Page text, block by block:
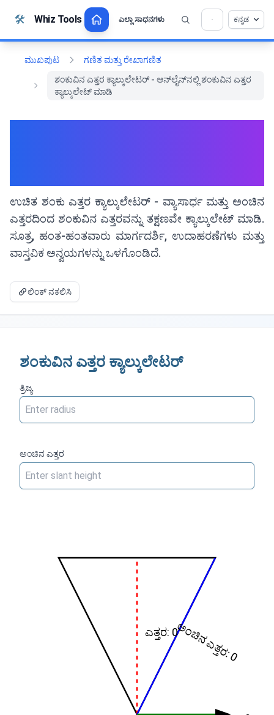
🛠️ Whiz Tools ಎಲ್ಲಾ ಸಾಧನಗಳು ಕನ್ನಡ
ಮುಖಪುಟ
ಗಣಿತ ಮತ್ತು ರೇಖಾಗಣಿತ
ಶಂಕುವಿನ ಎತ್ತರ ಕ್ಯಾಲ್ಕುಲೇಟರ್ - ಆನ್‌ಲೈನ್‌ನಲ್ಲಿ ಶಂಕುವಿನ ಎತ್ತರ
ಕ್ಯಾಲ್ಕುಲೇಟ್ ಮಾಡಿ
ಉಚಿತ ಶಂಕು ಎತ್ತರ ಕ್ಯಾಲ್ಕುಲೇಟರ್ - ವ್ಯಾಸಾರ್ಧ ಮತ್ತು ಅಂಚಿನ
ಎತ್ತರದಿಂದ ಶಂಕುವಿನ ಎತ್ತರವನ್ನು ತಕ್ಷಣವೇ ಕ್ಯಾಲ್ಕುಲೇಟ್ ಮಾಡಿ.
ಸೂತ್ರ, ಹಂತ-ಹಂತವಾರು ಮಾರ್ಗದರ್ಶಿ, ಉದಾಹರಣೆಗಳು ಮತ್ತು
ವಾಸ್ತವಿಕ ಅನ್ವಯಗಳನ್ನು ಒಳಗೊಂಡಿದೆ.
ಲಿಂಕ್ ನಕಲಿಸಿ
ಶಂಕುವಿನ ಎತ್ತರ ಕ್ಯಾಲ್ಕುಲೇಟರ್
ತ್ರಿಜ್ಯ
ಅಂಚಿನ ಎತ್ತರ
ಅಂಚಿನ ಎತ್ತರ:
0
ಎತ್ತರ: 0
💡 ಈ ಟೂಲ್ ಇಷ್ಟವಾಯಿತೇ? ನಮಗೆ ಇದನ್ನು ಇನ್ನಷ್ಟು
ಉತ್ತಮವಾಗಿ ಮಾಡಲು ಸಹಾಯ ಮಾಡಿ!
×
ತೆರೆಯಲು ಕ್ಲಿಕ್ ಮಾಡಿ →